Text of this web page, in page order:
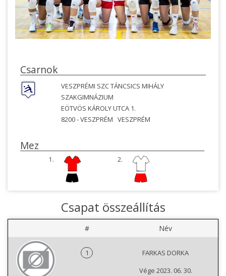
Csarnok
VESZPRÉMI SZC TÁNCSICS MIHÁLY
SZAKGIMNÁZIUM
EÖTVÖS KÁROLY UTCA 1.
8200 -VESZPRÉM VESZPRÉM
Mez
1. 2.
Csapat összeállítás
# Név
1
FARKAS DORKA
Vége 2023. 06. 30.